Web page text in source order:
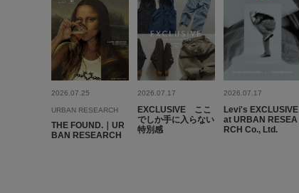
2026.07.25
URBAN RESEARCH
THE FOUND.｜UR
BAN RESEARCH
2026.07.17
EXCLUSIVE ここ
でしか手に入らない
特別感
2026.07.17
Levi's EXCLUSIVE
at URBAN RESEA
RCH Co., Ltd.